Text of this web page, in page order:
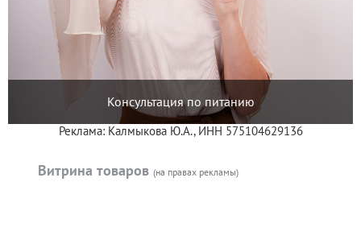
Консультация по питанию
Реклама: Калмыкова Ю.А., ИНН 575104629136
Витрина товаров (на правах рекламы)